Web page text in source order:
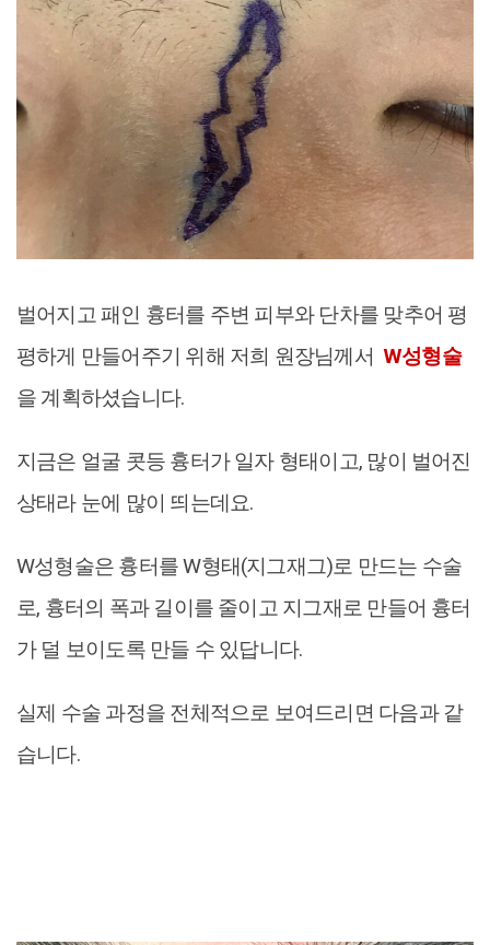
벌어지고 패인 흉터를 주변 피부와 단차를 맞추어 평
평하게 만들어주기 위해 저희 원장님께서 W성형술
을 계획하셨습니다.
지금은 얼굴 콧등 흉터가 일자 형태이고, 많이 벌어진
상태라 눈에 많이 띄는데요.
W성형술은 흉터를 W형태(지그재그)로 만드는 수술
로, 흉터의 폭과 길이를 줄이고 지그재로 만들어 흉터
가 덜 보이도록 만들 수 있답니다.
실제 수술 과정을 전체적으로 보여드리면 다음과 같
습니다.